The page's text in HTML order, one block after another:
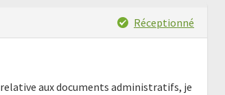
Réceptionné
aux documents administratifs, je